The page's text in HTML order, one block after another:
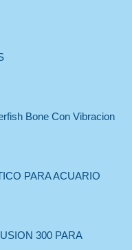
Bone Con Vibracion
PARA ACUARIO
300 PARA